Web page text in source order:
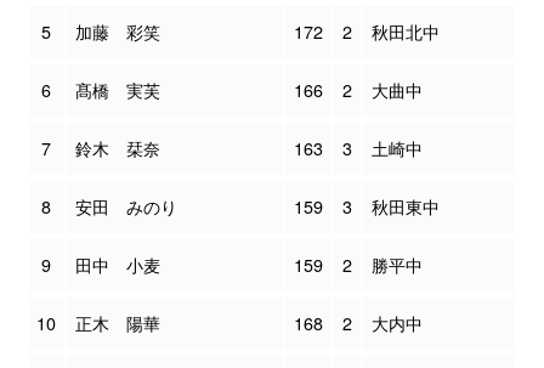
5 加藤 彩笑 172 2 秋田北中
6 髙橋 実芙 166 2 大曲中
7 鈴木 栞奈 163 3 土崎中
8 安田 みのり 159 3 秋田東中
9 田中 小麦 159 2 勝平中
10 正木 陽華 168 2 大内中